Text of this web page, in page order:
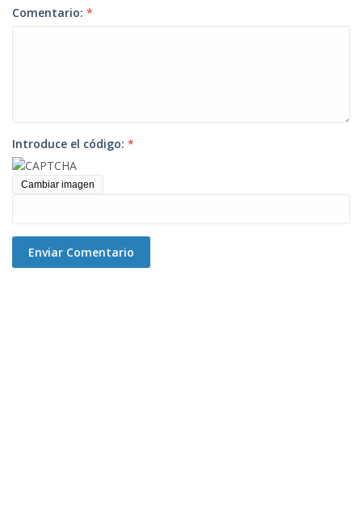
Comentario: *
Introduce el código: *
Cambiar imagen
Enviar Comentario